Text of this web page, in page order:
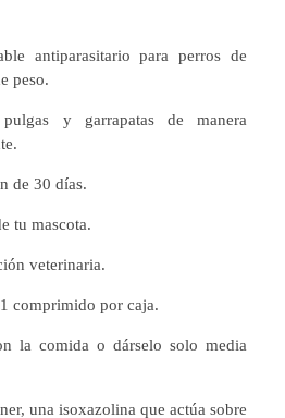
antiparasitario para perros de
peso.
y garrapatas de manera
de 30 días.
tu mascota.
veterinaria.
comprimido por caja.
la comida o dárselo solo media
una isoxazolina que actúa sobre